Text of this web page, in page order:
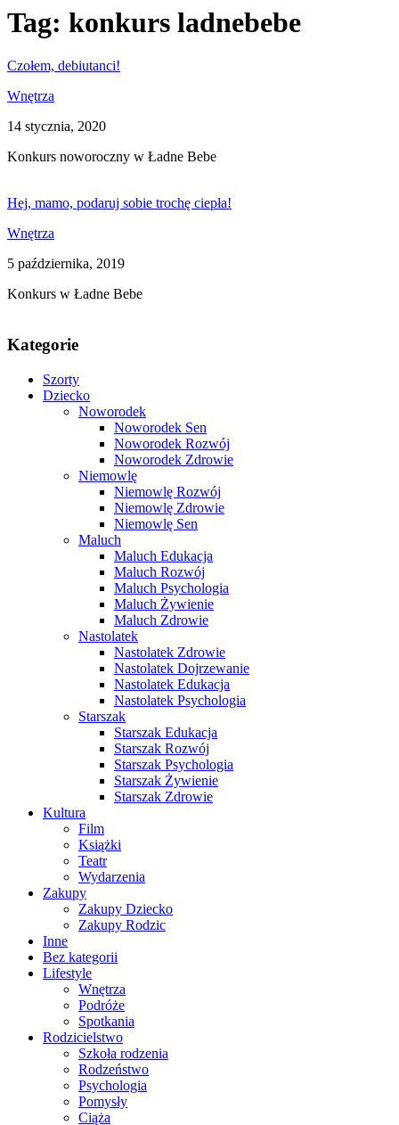
Tag: konkurs ladnebebe
Czołem, debiutanci!
Wnętrza
14 stycznia, 2020
Konkurs noworoczny w Ładne Bebe
Hej, mamo, podaruj sobie trochę ciepła!
Wnętrza
5 października, 2019
Konkurs w Ładne Bebe
Kategorie
Szorty
Dziecko
Noworodek
Noworodek Sen
Noworodek Rozwój
Noworodek Zdrowie
Niemowlę
Niemowlę Rozwój
Niemowlę Zdrowie
Niemowlę Sen
Maluch
Maluch Edukacja
Maluch Rozwój
Maluch Psychologia
Maluch Żywienie
Maluch Zdrowie
Nastolatek
Nastolatek Zdrowie
Nastolatek Dojrzewanie
Nastolatek Edukacja
Nastolatek Psychologia
Starszak
Starszak Edukacja
Starszak Rozwój
Starszak Psychologia
Starszak Żywienie
Starszak Zdrowie
Kultura
Film
Książki
Teatr
Wydarzenia
Zakupy
Zakupy Dziecko
Zakupy Rodzic
Inne
Bez kategorii
Lifestyle
Wnętrza
Podróże
Spotkania
Rodzicielstwo
Szkoła rodzenia
Rodzeństwo
Psychologia
Pomysły
Ciąża